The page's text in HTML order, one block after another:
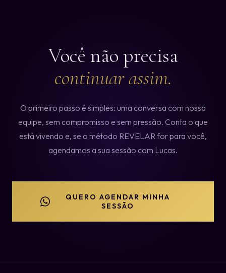
Você não precisa
continuar assim.
O primeiro passo é simples: uma conversa com nossa
equipe, sem compromisso e sem pressão. Conta o que
está vivendo e, se o método REVELAR for para você,
agendamos a sua sessão com Lucas.
QUERO AGENDAR MINHA
SESSÃO